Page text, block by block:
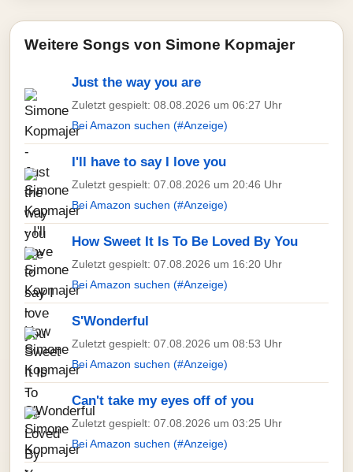
Weitere Songs von Simone Kopmajer
Just the way you are
Zuletzt gespielt: 08.08.2026 um 06:27 Uhr
Bei Amazon suchen (#Anzeige)
I'll have to say I love you
Zuletzt gespielt: 07.08.2026 um 20:46 Uhr
Bei Amazon suchen (#Anzeige)
How Sweet It Is To Be Loved By You
Zuletzt gespielt: 07.08.2026 um 16:20 Uhr
Bei Amazon suchen (#Anzeige)
S'Wonderful
Zuletzt gespielt: 07.08.2026 um 08:53 Uhr
Bei Amazon suchen (#Anzeige)
Can't take my eyes off of you
Zuletzt gespielt: 07.08.2026 um 03:25 Uhr
Bei Amazon suchen (#Anzeige)